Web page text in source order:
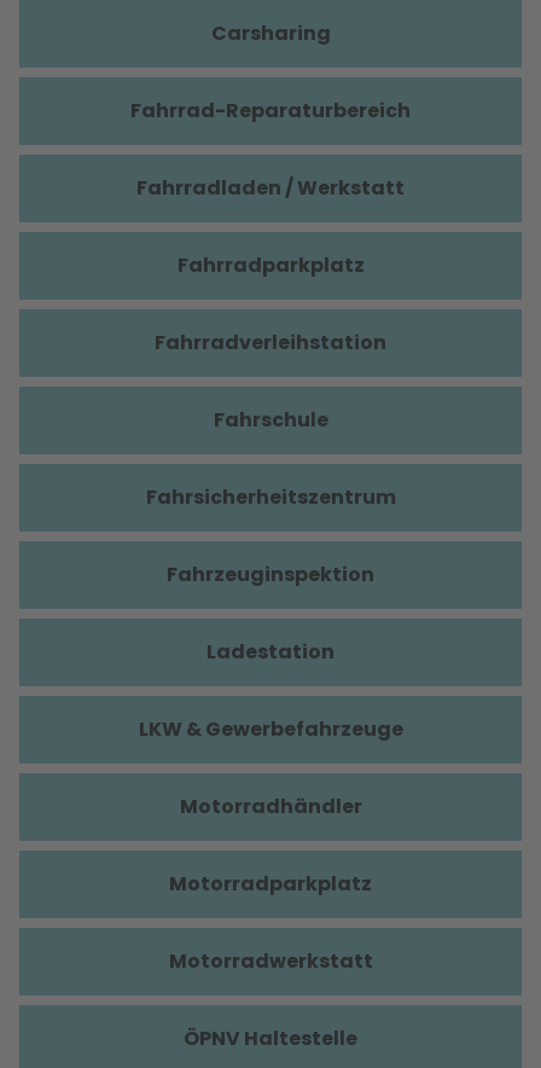
Carsharing
Fahrrad-Reparaturbereich
Fahrradladen / Werkstatt
Fahrradparkplatz
Fahrradverleihstation
Fahrschule
Fahrsicherheitszentrum
Fahrzeuginspektion
Ladestation
LKW & Gewerbefahrzeuge
Motorradhändler
Motorradparkplatz
Motorradwerkstatt
ÖPNV Haltestelle